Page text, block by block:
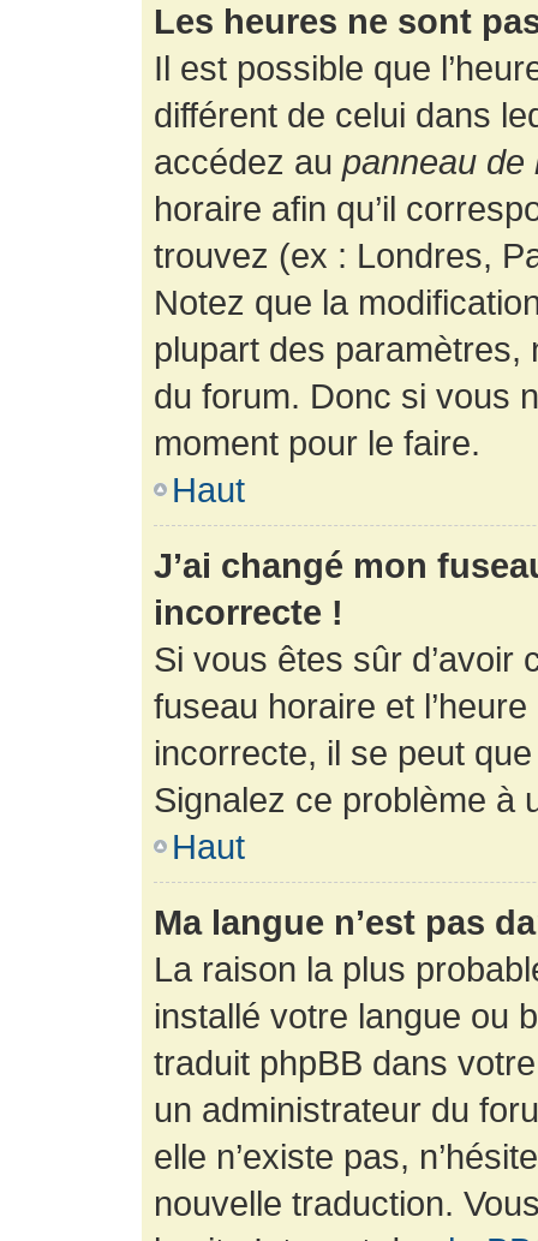
Les heures ne sont
Il est possible que
différent de celui dans
accédez au panneau de
horaire afin qu’il
trouvez (ex : Londres,
Notez que la
plupart des paramètres,
du forum. Donc si vous
moment pour le faire.
Haut
J’ai changé mon
incorrecte !
Si vous êtes sûr d’avoir
fuseau horaire et
incorrecte, il se peut
Signalez ce problème à
Haut
Ma langue n’est pas
La raison la plus
installé votre langue ou
traduit phpBB dans
un administrateur du
elle n’existe pas,
nouvelle traduction.